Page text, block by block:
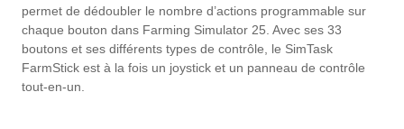
permet de dédoubler le nombre d’actions programmable sur
chaque bouton dans Farming Simulator 25. Avec ses 33
boutons et ses différents types de contrôle, le SimTask
FarmStick est à la fois un joystick et un panneau de contrôle
tout-en-un.